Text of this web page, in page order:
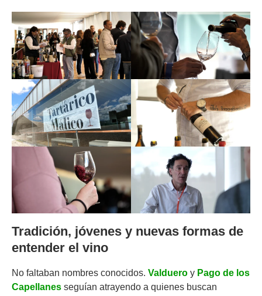
Tradición, jóvenes y nuevas formas de
entender el vino
No faltaban nombres conocidos. Valduero y Pago de los
Capellanes seguían atrayendo a quienes buscan